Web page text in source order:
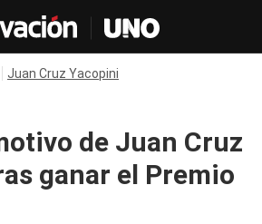
Juan Cruz Yacopini
de Juan Cruz
ganar el Premio